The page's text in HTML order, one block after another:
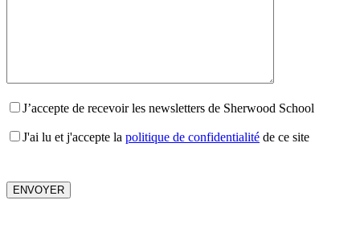
J’accepte de recevoir les newsletters de Sherwood School
J'ai lu et j'accepte la politique de confidentialité de ce site